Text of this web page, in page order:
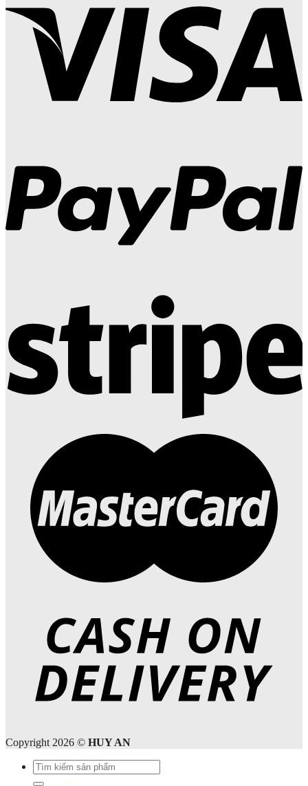
Copyright 2026 © HUY AN
Tìm
kiếm: